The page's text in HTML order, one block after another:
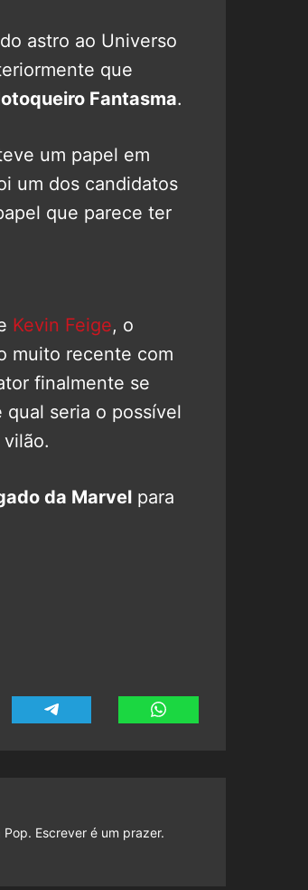
astro ao Universo
que
Fantasma.
um papel em
um dos candidatos
que parece ter
Kevin Feige, o
muito recente com
finalmente se
qual seria o possível
da Marvel para
Escrever é um prazer.